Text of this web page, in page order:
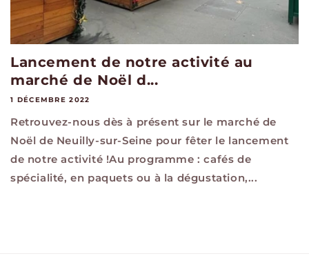
Lancement de notre activité au
marché de Noël d...
1 DÉCEMBRE 2022
Retrouvez-nous dès à présent sur le marché de
Noël de Neuilly-sur-Seine pour fêter le lancement
de notre activité !Au programme : cafés de
spécialité, en paquets ou à la dégustation,...